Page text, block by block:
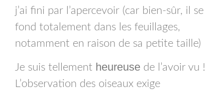
j’ai fini par l’apercevoir (car bien-sûr, il se
fond totalement dans les feuillages,
notamment en raison de sa petite taille)
Je suis tellement heureuse de l’avoir vu !
L’observation des oiseaux exige